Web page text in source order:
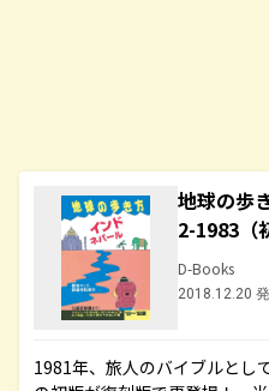
地球の歩
2-1983（
D-Books
2018.12.20
1981年、旅人のバイブルとし